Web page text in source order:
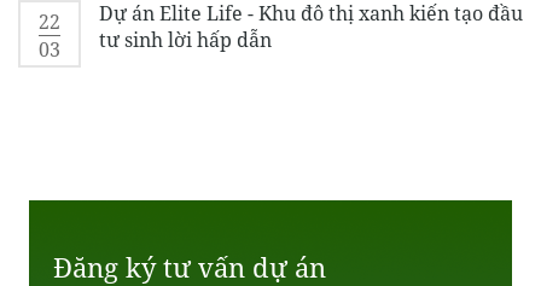
22
03
Dự án Elite Life - Khu đô thị xanh kiến tạo đầu
tư sinh lời hấp dẫn
Đăng ký tư vấn dự án